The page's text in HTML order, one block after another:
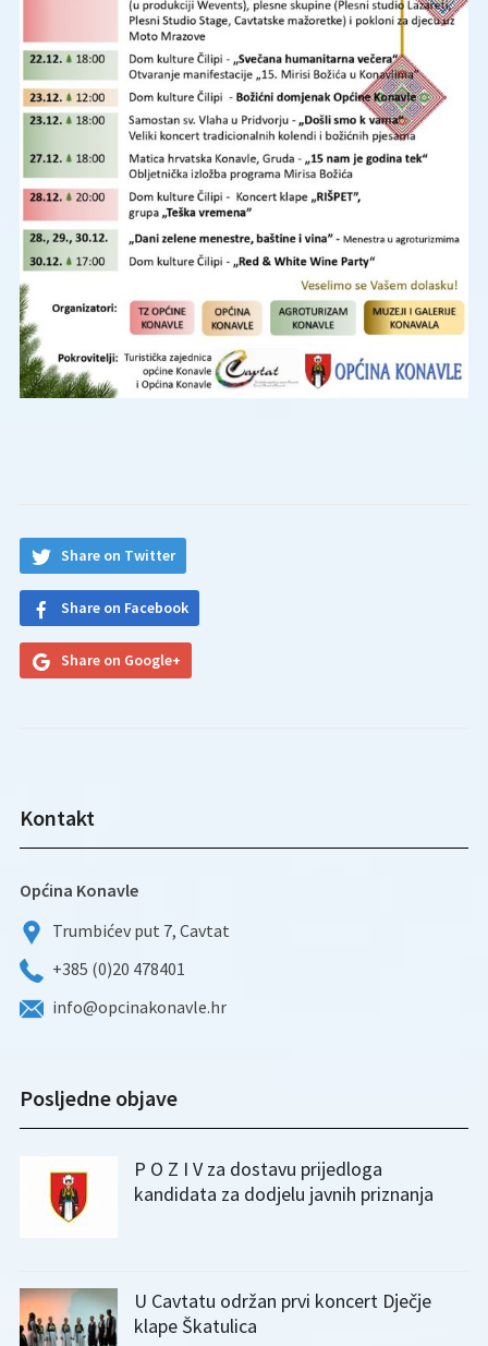
Share on Twitter
Share on Facebook
Share on Google+
Kontakt
Općina Konavle
Trumbićev put 7, Cavtat
+385 (0)20 478401
info@opcinakonavle.hr
Posljedne objave
P O Z I V za dostavu prijedloga
kandidata za dodjelu javnih priznanja
U Cavtatu održan prvi koncert Dječje
klape Škatulica